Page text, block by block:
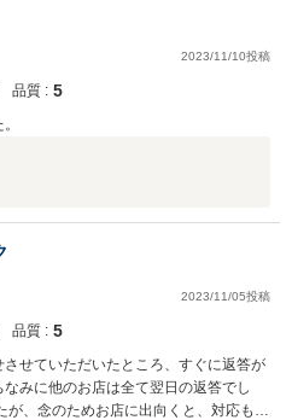
2023/11/10投稿
品質 : 5
2023/11/05投稿
品質 : 5
せていただいたところ、すぐに返答が
みに他のお店は全て翌日の返答でし
が、念のためお店に出向くと、対応も素